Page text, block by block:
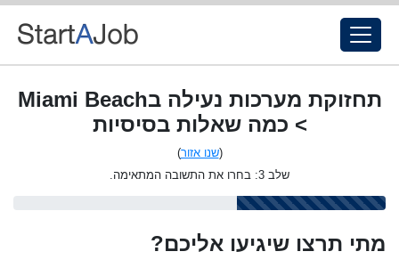
תחזוקת מערכות נעילה בMiami Beach
> כמה שאלות בסיסיות
(שנו אזור)
שלב 3: בחרו את התשובה המתאימה.
מתי תרצו שיגיעו אליכם?